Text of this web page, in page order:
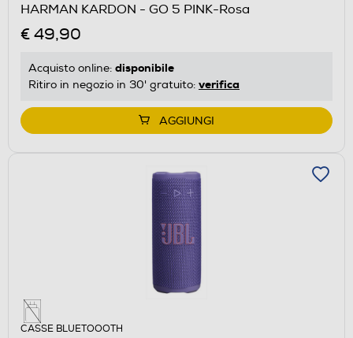
HARMAN KARDON - GO 5 PINK-Rosa
€ 49,90
Acquisto online: disponibile
Ritiro in negozio in 30' gratuito: verifica
AGGIUNGI
CASSE BLUETOOOTH